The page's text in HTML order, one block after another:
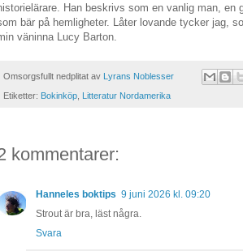
Han beskrivs som en vanlig man, en
bär på hemligheter. Låter lovande tycker jag,
väninna Lucy Barton.
Omsorgsfullt nedplitat av Lyrans Noblesser
Etiketter: Bokinköp Litteratur Nordamerika
kommentarer:
Hanneles boktips 9 juni 2026 kl. 09:20
Strout är bra, läst några.
Svara